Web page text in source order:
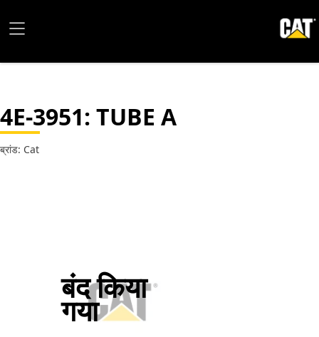
4E-3951: TUBE A
ब्रांड: Cat
बंद किया
गया